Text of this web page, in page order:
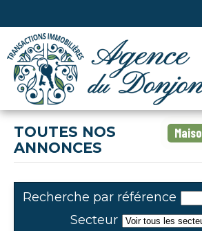
TOUTES NOS
ANNONCES
Recherche par référence
Secteur